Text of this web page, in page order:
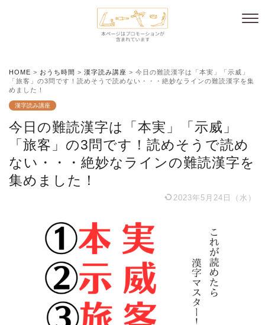
HOME > おうち時間 > 漢字読み講座 > 今日の難読漢字は「本実」「示威」
「旅客」の3問です！読めそうで読めない・・・絶妙なラインの難読漢字を集
めました！
漢字読み講座
今日の難読漢字は「本実」「示威」
「旅客」の3問です！読めそうで読め
ない・・・絶妙なラインの難読漢字を
集めました！
2023年5月24日（水）